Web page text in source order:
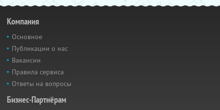
Компания
Основное
Публикации о нас
Вакансии
Правила сервиса
Ответы на вопросы
Бизнес-Партнёрам